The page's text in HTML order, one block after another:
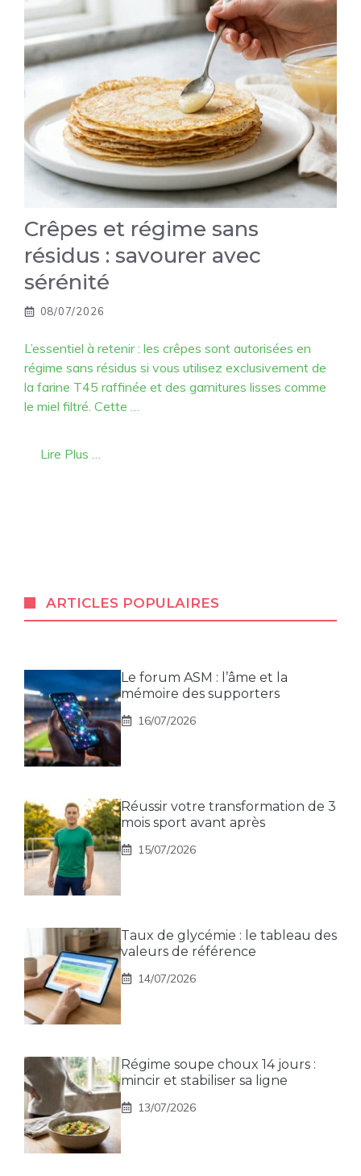
Crêpes et régime sans
résidus : savourer avec
sérénité
08/07/2026
L’essentiel à retenir : les crêpes sont autorisées en
régime sans résidus si vous utilisez exclusivement de
la farine T45 raffinée et des garnitures lisses comme
le miel filtré. Cette …
Lire Plus …
ARTICLES POPULAIRES
Le forum ASM : l’âme et la
mémoire des supporters
16/07/2026
Réussir votre transformation de 3
mois sport avant après
15/07/2026
Taux de glycémie : le tableau des
valeurs de référence
14/07/2026
Régime soupe choux 14 jours :
mincir et stabiliser sa ligne
13/07/2026